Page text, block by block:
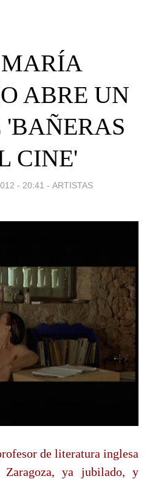
MARÍA
ABRE UN
'BAÑERAS
CINE'
- 20:41 - ARTISTAS
de literatura inglesa
ya jubilado, y